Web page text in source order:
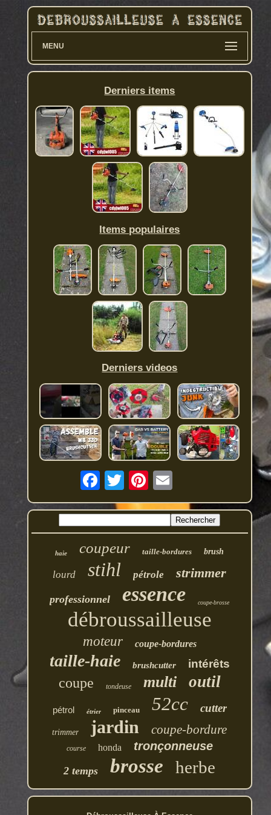
MENU
Derniers items
Items populaires
Derniers videos
haie coupeur taille-bordures brush
lourd stihl pétrole strimmer
professionnel essence coupe-brosse
débroussailleuse
moteur coupe-bordures
taille-haie brushcutter intérêts
coupe tondeuse multi outil
pétrol étrier pinceau 52cc cutter
trimmer jardin coupe-bordure
course honda tronçonneuse
2 temps brosse herbe